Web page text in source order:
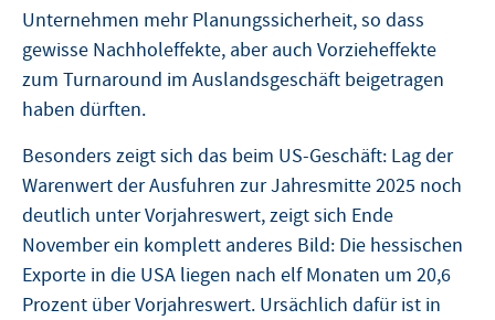
Unternehmen mehr Planungssicherheit, so dass
gewisse Nachholeffekte, aber auch Vorzieheffekte
zum Turnaround im Auslandsgeschäft beigetragen
haben dürften.
Besonders zeigt sich das beim US-Geschäft: Lag der
Warenwert der Ausfuhren zur Jahresmitte 2025 noch
deutlich unter Vorjahreswert, zeigt sich Ende
November ein komplett anderes Bild: Die hessischen
Exporte in die USA liegen nach elf Monaten um 20,6
Prozent über Vorjahreswert. Ursächlich dafür ist in